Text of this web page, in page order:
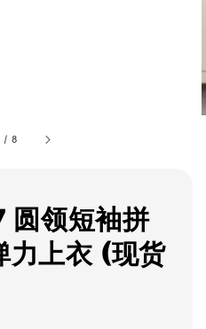
/ 8
领短袖拼
力上衣 (现货